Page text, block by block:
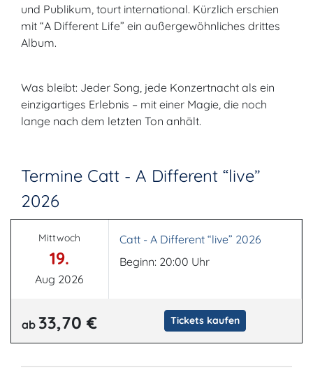
und Publikum, tourt international. Kürzlich erschien
mit “A Different Life” ein außergewöhnliches drittes
Album.
Was bleibt: Jeder Song, jede Konzertnacht als ein
einzigartiges Erlebnis – mit einer Magie, die noch
lange nach dem letzten Ton anhält.
Termine Catt - A Different “live”
2026
Mittwoch
19.
Aug 2026
Catt - A Different “live” 2026
Beginn: 20:00 Uhr
ab 33,70 € Tickets kaufen